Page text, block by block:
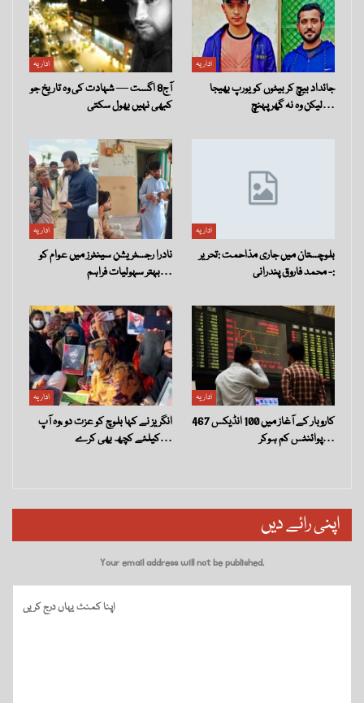
اداریہ
آج8 اگست — شہادت کی وہ تاریخ جو
کبھی نہیں بھول سکتی
اداریہ
جائداد بیچ کر بیٹوں کو یورپ بھیجا
لیکن وہ نہ گھر پہنچ…
اداریہ
نادرا رجسٹریشن سینٹرز میں عوام کو
بہتر سہولیات فراہم…
اداریہ
بلوچستان میں جاری مذاحمت :تحریر
:- محمد فاروق پندرانی
اداریہ
انگریز نے کہا بلوچ کو عزت دو ،وہ آپ
کیلئے کچھ بھی کرے…
اداریہ
کاروبار کے آغاز میں 100 انڈیکس 467
پوائنٹس کم ہوکر…
اپنی رائے دیں
Your email address will not be published.